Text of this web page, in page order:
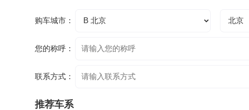
购车城市：
您的称呼：
联系方式：
推荐车系